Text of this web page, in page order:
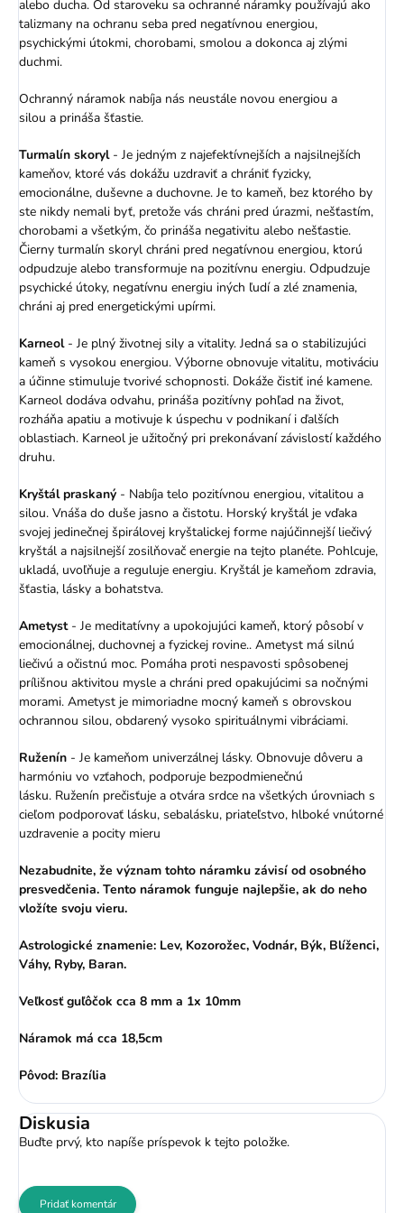
alebo ducha. Od staroveku sa ochranné náramky používajú ako
talizmany na ochranu seba pred negatívnou energiou,
psychickými útokmi, chorobami, smolou a dokonca aj zlými
duchmi.
Ochranný náramok nabíja nás neustále novou energiou a
silou a prináša šťastie.
Turmalín skoryl- Je jedným z najefektívnejších a najsilnejších
kameňov, ktoré vás dokážu uzdraviť a chrániť fyzicky,
emocionálne, duševne a duchovne. Je to kameň, bez ktorého by
ste nikdy nemali byť, pretože vás chráni pred úrazmi, nešťastím,
chorobami a všetkým, čo prináša negativitu alebo nešťastie.
Čierny turmalín skoryl chráni pred negatívnou energiou, ktorú
odpudzuje alebo transformuje na pozitívnu energiu. Odpudzuje
psychické útoky, negatívnu energiu iných ľudí a zlé znamenia,
chráni aj pred energetickými upírmi.
Karneol- Je plný životnej sily a vitality. Jedná sa o stabilizujúci
kameň s vysokou energiou. Výborne obnovuje vitalitu, motiváciu
a účinne stimuluje tvorivé schopnosti. Dokáže čistiť iné kamene.
Karneol dodáva odvahu, prináša pozitívny pohľad na život,
rozháňa apatiu a motivuje k úspechu v podnikaní i ďalších
oblastiach. Karneol je užitočný pri prekonávaní závislostí každého
druhu.
Kryštál praskaný - Nabíja telo pozitívnou energiou, vitalitou a
silou. Vnáša do duše jasno a čistotu. Horský kryštál je vďaka
svojej jedinečnej špirálovej kryštalickej forme najúčinnejší liečivý
kryštál a najsilnejší zosilňovač energie na tejto planéte. Pohlcuje,
ukladá, uvoľňuje a reguluje energiu. Kryštál je kameňom zdravia,
šťastia, lásky a bohatstva.
Ametyst- Je meditatívny a upokojujúci kameň, ktorý pôsobí v
emocionálnej, duchovnej a fyzickej rovine.. Ametyst má silnú
liečivú a očistnú moc. Pomáha proti nespavosti spôsobenej
prílišnou aktivitou mysle a chráni pred opakujúcimi sa nočnými
morami. Ametyst je mimoriadne mocný kameň s obrovskou
ochrannou silou, obdarený vysoko spirituálnymi vibráciami.
Ruženín - Je kameňom univerzálnej lásky. Obnovuje dôveru a
harmóniu vo vzťahoch, podporuje bezpodmienečnú
lásku. Ruženín prečisťuje a otvára srdce na všetkých úrovniach s
cieľom podporovať lásku, sebalásku, priateľstvo, hlboké vnútorné
uzdravenie a pocity mieru
Nezabudnite, že význam tohto náramku závisí od osobného
presvedčenia. Tento náramok funguje najlepšie, ak do neho
vložíte svoju vieru.
Astrologické znamenie: Lev, Kozorožec, Vodnár, Býk, Blíženci,
Váhy, Ryby, Baran.
Veľkosť guľôčok cca 8 mm a 1x 10mm
Náramok má cca 18,5cm
Pôvod: Brazília
Diskusia
Buďte prvý, kto napíše príspevok k tejto položke.
Pridať komentár